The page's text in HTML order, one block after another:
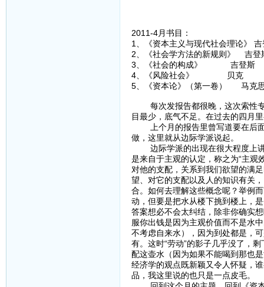
2011-4月书目：
1、《资本主义与现代社会理论》 吉
2、《社会学方法的新规则》 吉登
3、《社会的构成》 吉登斯
4、《风险社会》 贝克
5、《资本论》（第一卷） 马克
每次发报告都很晚，这次索性专
目最少，底气不足。在过去的四月
上个月的报告里曾写道要在后面
做，这里就从边际学派说起。
边际学派的出现在很大程度上讲
是来自于主观的认定，称之为“主观
对他的支配，关系到我们欲望的满
望、对它的支配以及人的知识有关
合。如何去理解这些概念呢？举例
动，但要是把水从楼下挑到楼上，
答案想必不会太纠结，除非你确实
服你出钱是因为主观价值而不是水
不考虑自来水），因为到处都是，
有。这时“劳动”的影子几乎没了，
配这壶水（因为如果不能喝到那也
经济学的观点既新颖又令人怀疑，
品，我这里说的也只是一点皮毛。